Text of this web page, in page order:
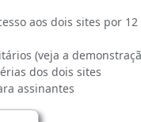
aos dois sites por 12
(veja a
dos dois sites
assinantes